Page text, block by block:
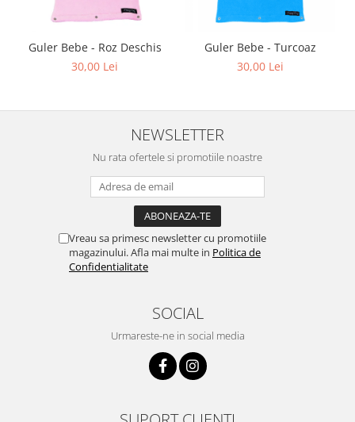
Guler Bebe - Roz Deschis
30,00 Lei
Guler Bebe - Turcoaz
30,00 Lei
NEWSLETTER
Nu rata ofertele si promotiile noastre
Vreau sa primesc newsletter cu promotiile
magazinului. Afla mai multe in Politica de
Confidentialitate
SOCIAL
Urmareste-ne in social media